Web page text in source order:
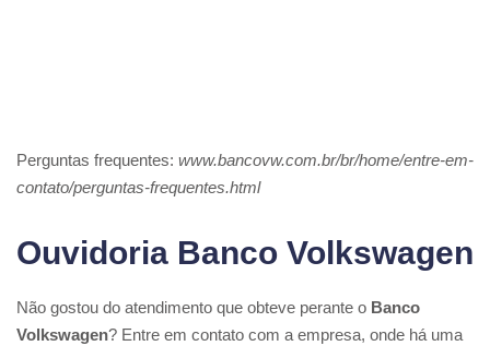
Perguntas frequentes: www.bancovw.com.br/br/home/entre-em-
contato/perguntas-frequentes.html
Ouvidoria Banco Volkswagen
Não gostou do atendimento que obteve perante o Banco
Volkswagen? Entre em contato com a empresa, onde há uma